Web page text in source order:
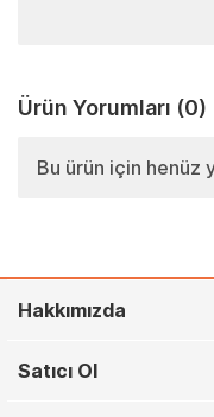
Ürün Yorumları (0)
Bu ürün için henüz
Hakkımızda
Satıcı Ol